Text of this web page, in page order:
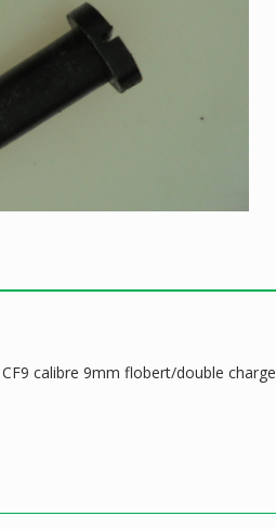
calibre 9mm flobert/double charge